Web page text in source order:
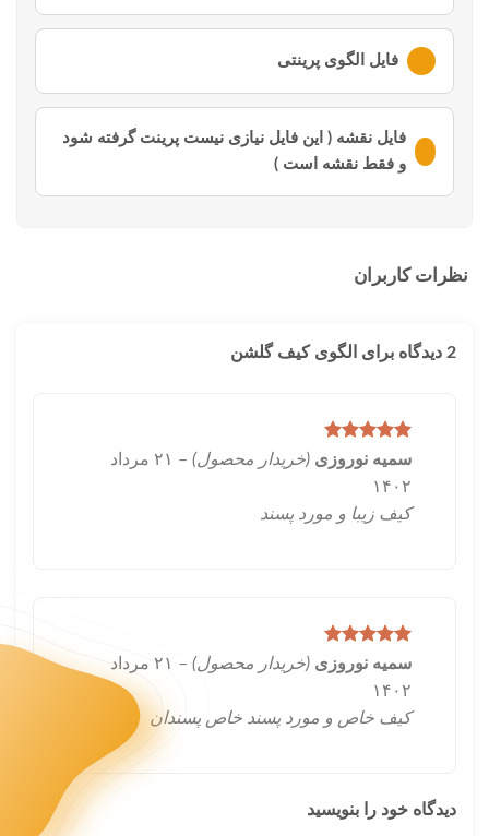
لطفا ابتدا وارد
فایل الگوی پرینتی
فایل نقشه ( این فایل نیازی نیست پرینت گرفته شود
و فقط نقشه است )
نظرات کاربران
2 دیدگاه برای الگوی کیف گلشن
امتیاز5
از
سمیه نوروزی (خریدار محصول) –
۲۱ مرداد
۱۴۰۲
کیف زیبا و مورد پسند
امتیاز5از
سمیه نوروزی (خریدار محصول) –
۲۱ مرداد
۱۴۰۲
کیف خاص و مورد پسند خاص پسندان
دیدگاه خود را بنویسید